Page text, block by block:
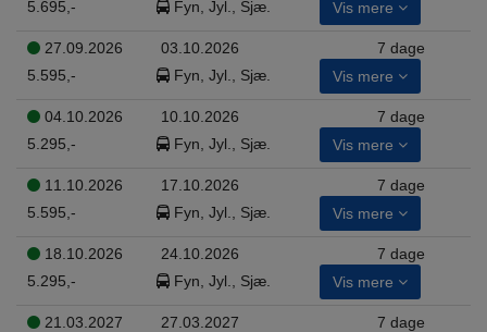
5.695,-
Fyn, Jyl., Sjæ. Vis mere
27.09.2026 03.10.2026
7 dage
5.595,-
Fyn, Jyl., Sjæ. Vis mere
04.10.2026 10.10.2026
7 dage
5.295,-
Fyn, Jyl., Sjæ. Vis mere
11.10.2026 17.10.2026
7 dage
5.595,-
Fyn, Jyl., Sjæ. Vis mere
18.10.2026 24.10.2026
7 dage
5.295,-
Fyn, Jyl., Sjæ. Vis mere
21.03.2027 27.03.2027
7 dage